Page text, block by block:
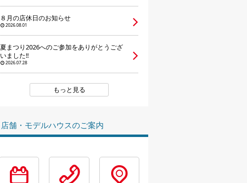
８月の店休日のお知らせ
2026.08.01
夏まつり2026へのご参加をありがとうござ
いました‼
2026.07.28
もっと見る
店舗・モデルハウスのご案内